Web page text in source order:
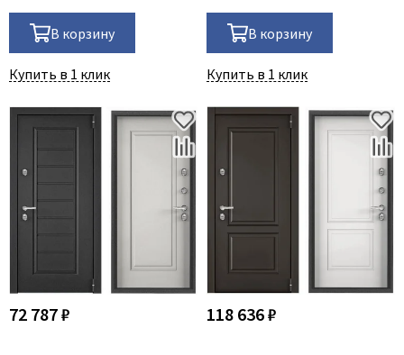
В корзину
Купить в 1 клик
В корзину
Купить в 1 клик
72 787 ₽ 118 636 ₽